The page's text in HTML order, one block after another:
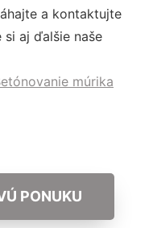
a kontaktujte
aj ďalšie naše
múrika
PONUKU